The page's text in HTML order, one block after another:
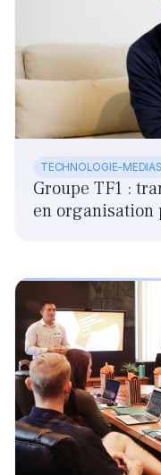
TECHNOLOGIE-
Groupe TF1 :
en organisation